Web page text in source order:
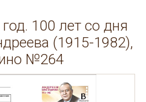
100 лет со дня
(1915-1982),
№264